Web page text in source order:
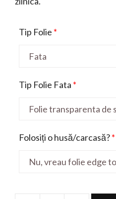
Tip Folie *
Tip Folie Fata *
Folosiți o husă/carcasă?*